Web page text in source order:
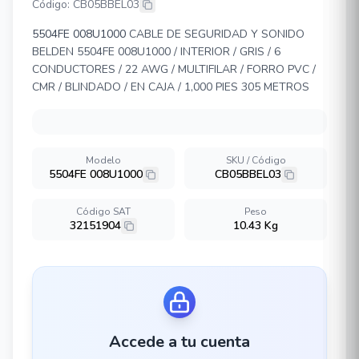
Código: CB05BBEL03
5504FE 008U1000 CABLE DE SEGURIDAD Y SONIDO
BELDEN 5504FE 008U1000 / INTERIOR / GRIS / 6
CONDUCTORES / 22 AWG / MULTIFILAR / FORRO PVC /
CMR / BLINDADO / EN CAJA / 1,000 PIES 305 METROS
Modelo
5504FE 008U1000
SKU / Código
CB05BBEL03
Código SAT
32151904
Peso
10.43 Kg
Accede a tu cuenta